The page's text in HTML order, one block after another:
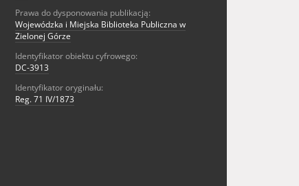
Prawa do dysponowania publikacją:
Wojewódzka i Miejska Biblioteka Publiczna w
Zielonej Górze
Identyfikator obiektu cyfrowego:
DC-3913
Identyfikator oryginału:
Reg. 71 IV/1873